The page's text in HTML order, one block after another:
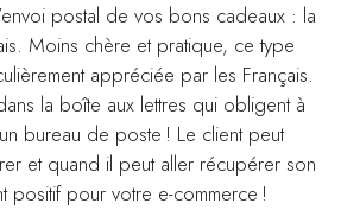
postal de vos bons cadeaux : la
Moins chère et pratique, ce type
appréciée par les Français.
la boîte aux lettres qui obligent à
bureau de poste ! Le client peut
et quand il peut aller récupérer son
positif pour votre e-commerce !